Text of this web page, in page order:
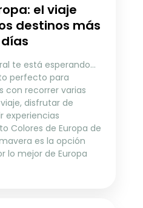
el viaje
destinos más
te está esperando…
perfecto para
con recorrer varias
disfrutar de
experiencias
Colores de Europa de
es la opción
lo mejor de Europa